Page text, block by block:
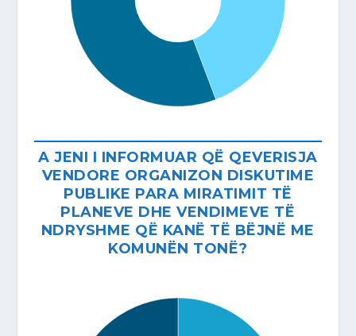
A JENI I INFORMUAR QË QEVERISJA
VENDORE ORGANIZON DISKUTIME
PUBLIKE PARA MIRATIMIT TË
PLANEVE DHE VENDIMEVE TË
NDRYSHME QË KANË TË BËJNË ME
KOMUNËN TONË?